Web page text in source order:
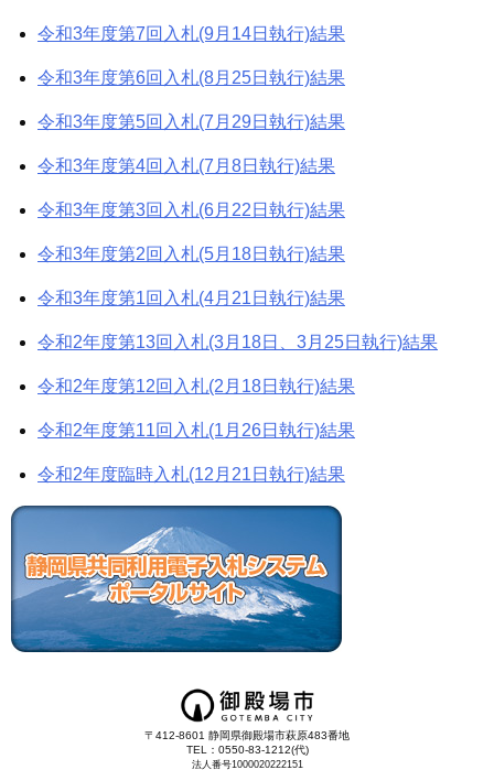
令和3年度第7回入札(9月14日執行)結果
令和3年度第6回入札(8月25日執行)結果
令和3年度第5回入札(7月29日執行)結果
令和3年度第4回入札(7月8日執行)結果
令和3年度第3回入札(6月22日執行)結果
令和3年度第2回入札(5月18日執行)結果
令和3年度第1回入札(4月21日執行)結果
令和2年度第13回入札(3月18日、3月25日執行)結果
令和2年度第12回入札(2月18日執行)結果
令和2年度第11回入札(1月26日執行)結果
令和2年度臨時入札(12月21日執行)結果
〒412-8601 静岡県御殿場市萩原483番地
TEL：0550-83-1212(代)
法人番号1000020222151